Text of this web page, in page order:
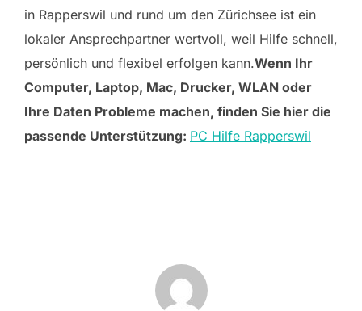
in Rapperswil und rund um den Zürichsee ist ein
lokaler Ansprechpartner wertvoll, weil Hilfe schnell,
persönlich und flexibel erfolgen kann.Wenn Ihr
Computer, Laptop, Mac, Drucker, WLAN oder
Ihre Daten Probleme machen, finden Sie hier die
passende Unterstützung: PC Hilfe Rapperswil
POST AUTHOR